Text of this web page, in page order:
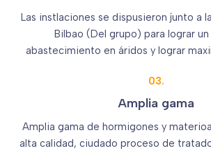
Las instlaciones se dispusieron junto a
Bilbao (Del grupo) para lograr
abastecimiento en áridos y lograr
03.
Amplia gama
Amplia gama de hormigones y
alta calidad, ciudado proceso de